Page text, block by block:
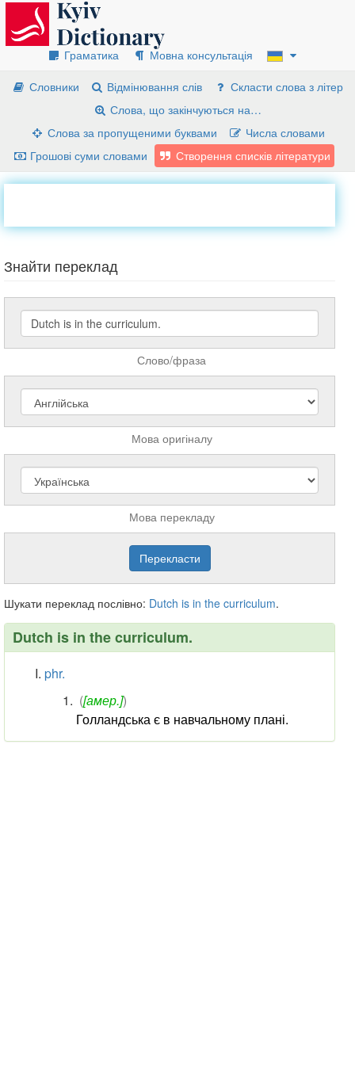
Граматика
Мовна консультація
Словники
Відмінювання слів
Скласти слова з літер
Слова, що закінчуються на…
Слова за пропущеними буквами
Числа словами
Грошові суми словами
Створення списків літератури
Знайти переклад
Слово/фраза
Мова оригіналу
Мова перекладу
Шукати переклад послівно: Dutch is in the curriculum.
Dutch is in the curriculum.
phr.
([амер.])
Голландська є в навчальному плані.